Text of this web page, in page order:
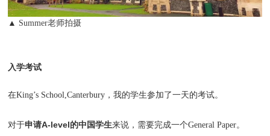
▲ Summer老师拍摄
入学考试
在King’s School,Canterbury，我的学生参加了一天的考试。
对于申请A-level的中国学生来说，需要完成一个General Paper。